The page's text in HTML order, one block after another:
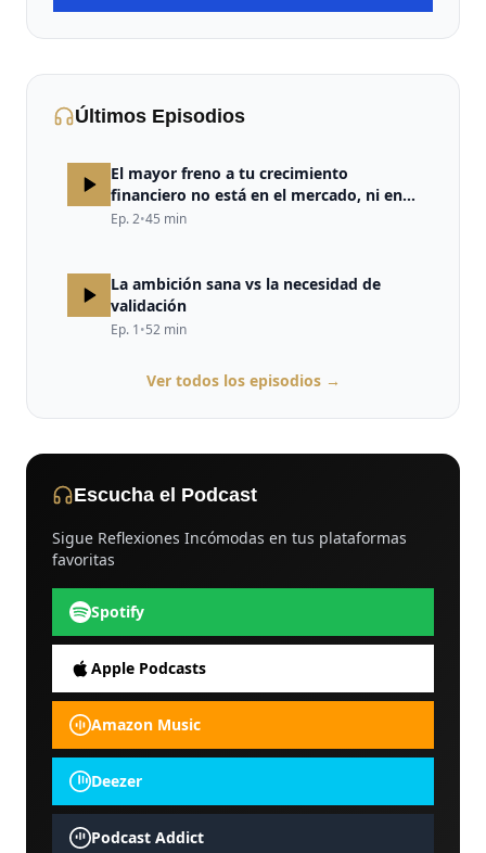
Últimos Episodios
El mayor freno a tu crecimiento
financiero no está en el mercado, ni en
la estrategia, ni en la falta de
Ep.2•45 min
La ambición sana vs la necesidad de
validación
Ep. 1•52 min
Ver todos los episodios →
Escucha el Podcast
Sigue Reflexiones Incómodas en tus plataformas
favoritas
Spotify
Apple Podcasts
Amazon Music
Deezer
Podcast Addict